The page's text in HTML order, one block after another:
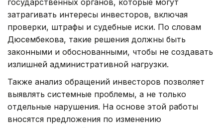
государственных органов, которые могут
затрагивать интересы инвесторов, включая
проверки, штрафы и судебные иски. По словам
Дюсембекова, такие решения должны быть
законными и обоснованными, чтобы не создавать
излишней административной нагрузки.
Также анализ обращений инвесторов позволяет
выявлять системные проблемы, а не только
отдельные нарушения. На основе этой работы
вносятся предложения по изменению